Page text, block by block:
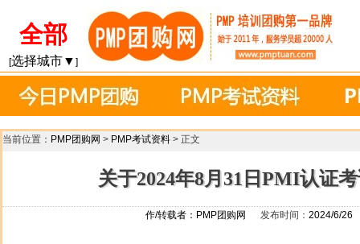
全部
[选择城市▼ ]
当前位置： PMP团购网 > PMP考试资料 > 正文
关于2024年8月31日PMI认证
作/转载者： PMP团购网 发布时间： 2024/6/26